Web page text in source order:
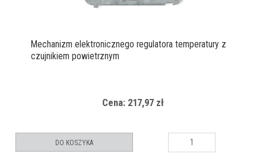
Mechanizm elektronicznego regulatora temperatury z
czujnikiem powietrznym
Cena: 217,97 zł
DO KOSZYKA